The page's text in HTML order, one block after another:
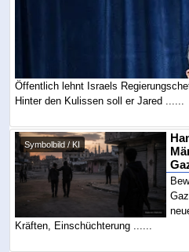
Öffentlich lehnt Israels
Hinter den Kulissen soll er Jared ......
Symbolbild / KI
Kräften, Einschüchterung ......